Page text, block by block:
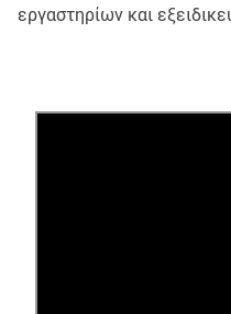
εργαστηρίων και